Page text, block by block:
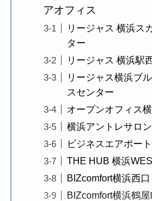
アオフィス
リージャス 横浜ス
ター
リージャス 横浜駅
リージャス横浜ブ
スセンター
オープンオフィス
横浜アントレサロン
ビジネスエアポー
THE HUB 横浜
BIZcomfort横浜西口
BIZcomfort横浜鶴